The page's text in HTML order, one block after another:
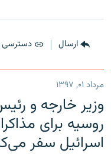
ارسال دسترسی
مرداد ۰۱, ۱۳۹۷
وزیر خارجه و
روسیه برای
اسرائیل سفر